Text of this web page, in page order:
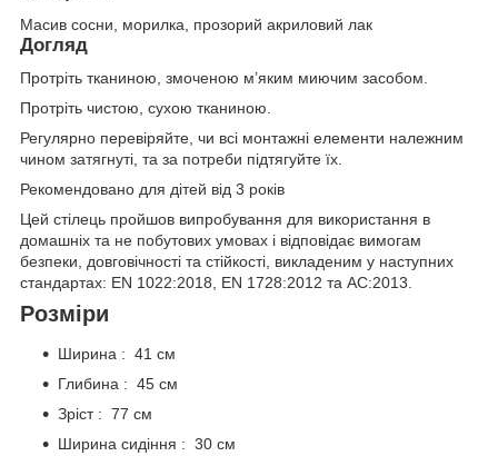
Масив сосни, морилка, прозорий акриловий лак
Догляд
Протріть тканиною, змоченою м’яким миючим засобом.
Протріть чистою, сухою тканиною.
Регулярно перевіряйте, чи всі монтажні елементи належним
чином затягнуті, та за потреби підтягуйте їх.
Рекомендовано для дітей від 3 років
Цей стілець пройшов випробування для використання в
домашніх та не побутових умовах і відповідає вимогам
безпеки, довговічності та стійкості, викладеним у наступних
стандартах: EN 1022:2018, EN 1728:2012 та AC:2013.
Розміри
Ширина : 41 см
Глибина : 45 см
Зріст : 77 см
Ширина сидіння : 30 см